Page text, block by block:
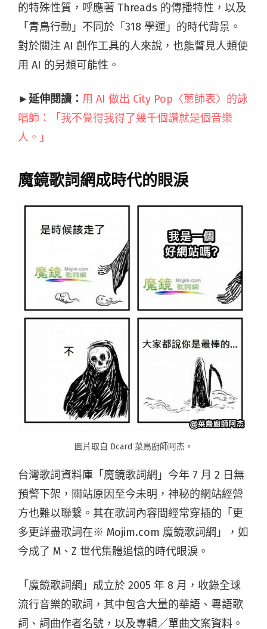
的特殊性質，呼應著 Threads 的傳播特性，以及
「青鳥行動」不同於「318 學運」的時代背景。
對於關注 AI 創作工具的人來說，也能瞥見人類使
用 AI 的另類可能性。
►延伸閱讀： 用 AI 做出 City Pop〈蔥師表〉的詠
唱師：「我不覺得我得了幾千個讚就是個音樂
人。」
魔鏡歌詞網成時代的眼淚
圖片取自 Dcard 菜鳥廚師阿杰。
台灣歌詞資料庫「魔鏡歌詞網」今年 7 月 2 日無
預警下架，關站原因至今未明，神秘的網站經營
方也難以聯繫。其在歌詞內容間經常穿插的「更
多更詳盡歌詞在※ Mojim.com 魔鏡歌詞網」，如
今成了 M、Z 世代集體追憶的時代眼淚。
「魔鏡歌詞網」成立於 2005 年 8 月，收錄全球
流行音樂的歌詞，其中包含大量的華語、粵語歌
詞、詞曲作者名號，以及專輯／單曲文案資料。